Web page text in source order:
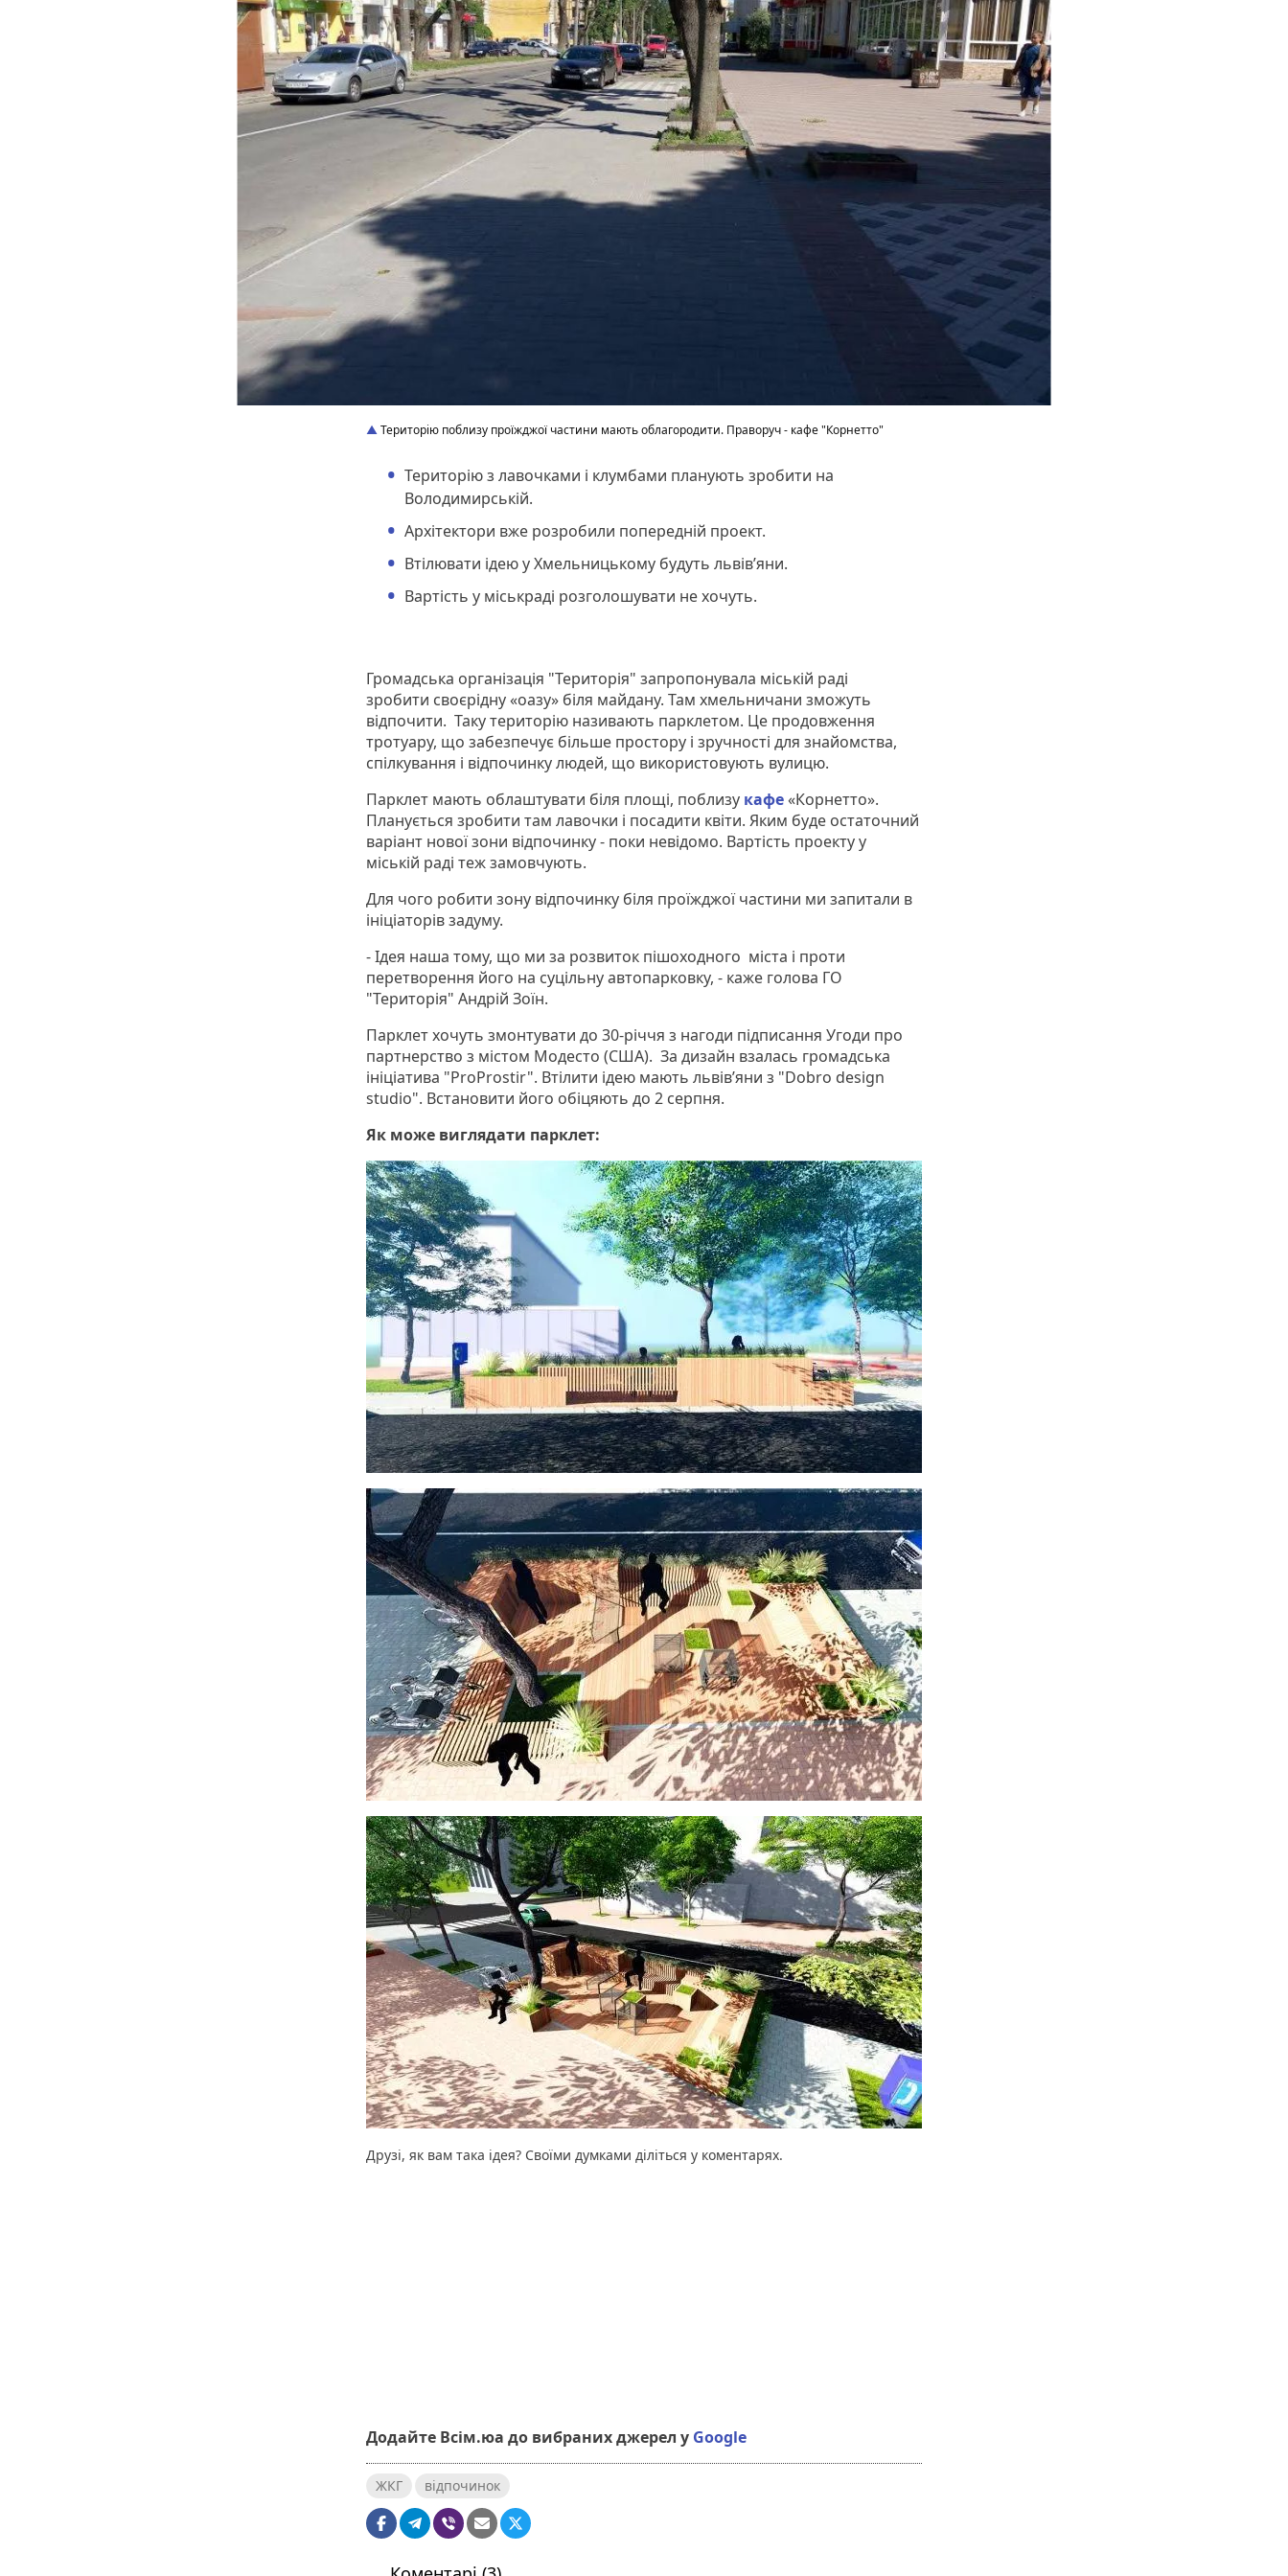
Територію поблизу проїжджої частини мають облагородити. Праворуч - кафе "Корнетто"
Територію з лавочками і клумбами планують зробити на
Володимирській.
Архітектори вже розробили попередній проект.
Втілювати ідею у Хмельницькому будуть львів’яни.
Вартість у міськраді розголошувати не хочуть.
Громадська організація "Територія" запропонувала міській раді
зробити своєрідну «оазу» біля майдану. Там хмельничани зможуть
відпочити. Таку територію називають парклетом. Це продовження
тротуару, що забезпечує більше простору і зручності для знайомства,
спілкування і відпочинку людей, що використовують вулицю.
Парклет мають облаштувати біля площі, поблизу кафе«Корнетто».
Планується зробити там лавочки і посадити квіти. Яким буде остаточний
варіант нової зони відпочинку - поки невідомо. Вартість проекту у
міській раді теж замовчують.
Для чого робити зону відпочинку біля проїжджої частини ми запитали в
ініціаторів задуму.
- Ідея наша тому, що ми за розвиток пішоходного міста і проти
перетворення його на суцільну автопарковку, - каже голова ГО
"Територія" Андрій Зоїн.
Парклет хочуть змонтувати до 30-річчя з нагоди підписання Угоди про
партнерство з містом Модесто (США). За дизайн взалась громадська
ініціатива "ProProstir". Втілити ідею мають львів’яни з "Dobro design
studio". Встановити його обіцяють до 2 серпня.
Як може виглядати парклет:
Друзі, як вам така ідея? Своїми думками діліться у коментарях.
Додайте Всім.юа до вибраних джерел у Google
ЖКГ відпочинок